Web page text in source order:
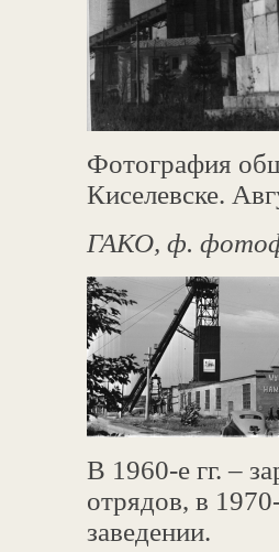
Фотография
Киселевске.
ГАКО, ф.
В 1960-е гг. –
отрядов, в
заведении.